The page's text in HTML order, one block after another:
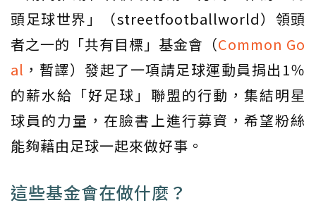
頭足球世界」（streetfootballworld）領頭
者之一的「共有目標」基金會（Common Go
al ，暫譯）發起了一項請足球運動員捐出1％
的薪水給「好足球」聯盟的行動，集結明星
球員的力量，在臉書上進行募資，希望粉絲
能夠藉由足球一起來做好事。
這些基金會在做什麼？